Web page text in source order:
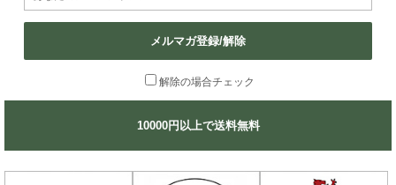
メルマガ登録/解除
解除の場合チェック
10000円以上で送料無料